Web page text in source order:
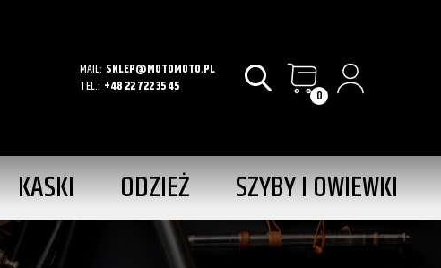
MAIL: SKLEP@MOTOMOTO.PL
TEL.: +48 22 722 35 45 0
KASKI ODZIEŻ SZYBY I OWIEWKI